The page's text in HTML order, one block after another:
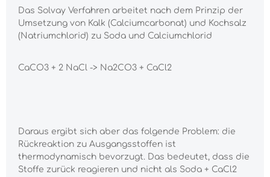
Das Solvay Verfahren arbeitet nach dem Prinzip der
Umsetzung von Kalk (Calciumcarbonat) und Kochsalz
(Natriumchlorid) zu Soda und Calciumchlorid
CaCO3 + 2 NaCl -> Na2CO3 + CaCl2
Daraus ergibt sich aber das folgende Problem: die
Rückreaktion zu Ausgangsstoffen ist
thermodynamisch bevorzugt. Das bedeutet, dass die
Stoffe zurück reagieren und nicht als Soda + CaCl2